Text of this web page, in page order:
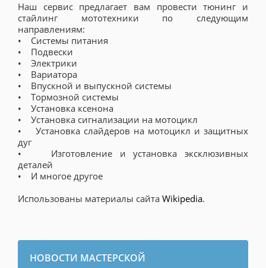
Наш сервис предлагает вам провести тюнинг и
стайлинг мототехники по следующим
направлениям:
• Системы питания
• Подвески
• Электрики
• Вариатора
• Впускной и выпускной системы
• Тормозной системы
• Установка ксенона
• Установка сигнализации на мотоцикл
• Установка слайдеров на мотоцикл и защитных
дуг
• Изготовление и установка эксклюзивных
деталей
• И многое другое
Использованы материалы сайта Wikipedia.
НОВОСТИ МАСТЕРСКОЙ